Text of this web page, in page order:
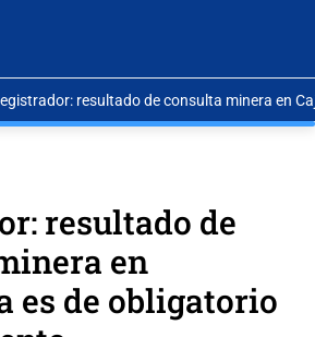
resultado de consulta minera en
resultado de
en
es de obligatorio